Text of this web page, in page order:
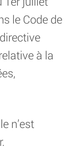
le Code de
à la
n’est